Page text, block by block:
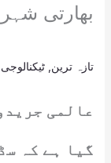
بھارتی
تازہ ترین ٹیکنالوجی
عالمی
گیا ہے کہ